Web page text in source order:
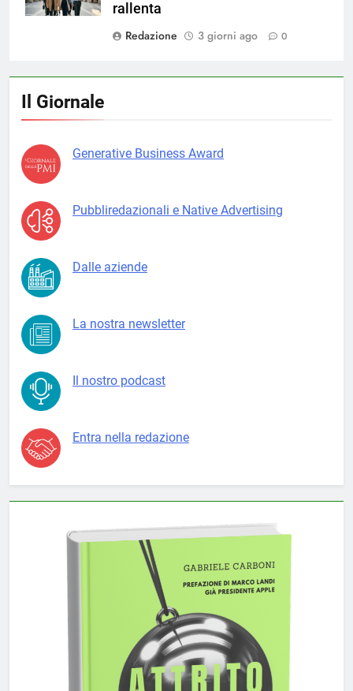
rallenta
Redazione
3 giorni ago 0
Il Giornale
Generative Business Award
Pubbliredazionali e Native Advertising
Dalle aziende
La nostra newsletter
Il nostro podcast
Entra nella redazione